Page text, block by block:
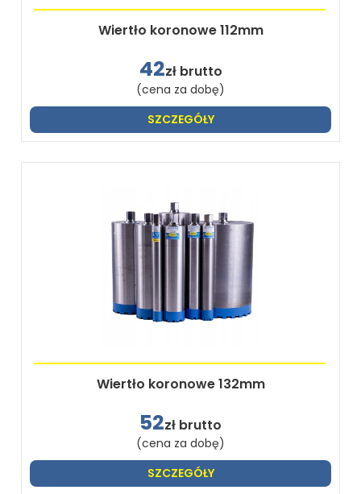
Wiertło koronowe 112mm
42zł brutto
(cena za dobę)
SZCZEGÓŁY
Wiertło koronowe 132mm
52zł brutto
(cena za dobę)
SZCZEGÓŁY